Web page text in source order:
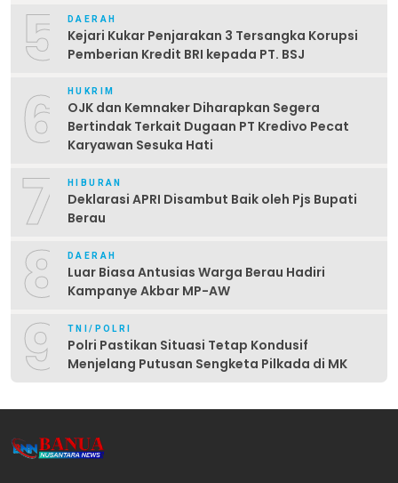
5 DAERAH
Kejari Kukar Penjarakan 3 Tersangka Korupsi
Pemberian Kredit BRI kepada PT. BSJ
6 HUKRIM
OJK dan Kemnaker Diharapkan Segera
Bertindak Terkait Dugaan PT Kredivo Pecat
Karyawan Sesuka Hati
7 HIBURAN
Deklarasi APRI Disambut Baik oleh Pjs Bupati
Berau
8 DAERAH
Luar Biasa Antusias Warga Berau Hadiri
Kampanye Akbar MP-AW
9 TNI/POLRI
Polri Pastikan Situasi Tetap Kondusif
Menjelang Putusan Sengketa Pilkada di MK